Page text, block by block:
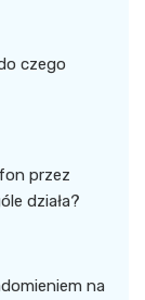
czego
przez
działa?
na